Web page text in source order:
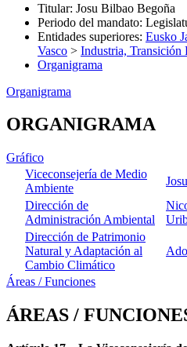
Titular: Josu Bilbao Begoña
Periodo del mandato:
Entidades superiores: Eusko
Vasco > Industria, Transición
Organigrama
Organigrama
ORGANIGRAMA
Gráfico
Viceconsejería de Medio
Ambiente
Dirección de
Administración Ambiental
Dirección de Patrimonio
Natural y Adaptación al
Cambio Climático
Áreas / Funciones
ÁREAS /